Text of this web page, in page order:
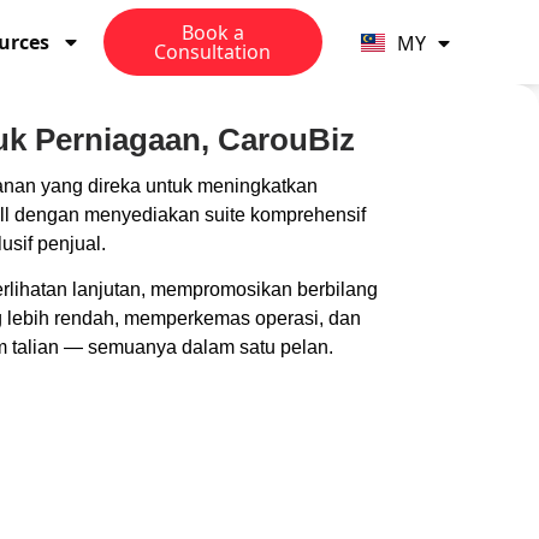
Book a
Consultation MY
PH
Perniagaan, CarouBiz
yang direka untuk meningkatkan
dengan menyediakan suite komprehensif
penjual.
lanjutan, mempromosikan berbilang
rendah, memperkemas operasi, dan
talian — semuanya dalam satu pelan.